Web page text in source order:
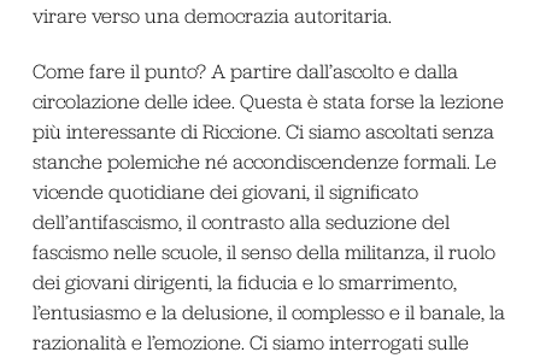
virare verso una democrazia autoritaria.
Come fare il punto? A partire dall’ascolto e dalla
circolazione delle idee. Questa è stata forse la lezione
più interessante di Riccione. Ci siamo ascoltati senza
stanche polemiche né accondiscendenze formali. Le
vicende quotidiane dei giovani, il significato
dell’antifascismo, il contrasto alla seduzione del
fascismo nelle scuole, il senso della militanza, il ruolo
dei giovani dirigenti, la fiducia e lo smarrimento,
l’entusiasmo e la delusione, il complesso e il banale, la
razionalità e l’emozione. Ci siamo interrogati sulle